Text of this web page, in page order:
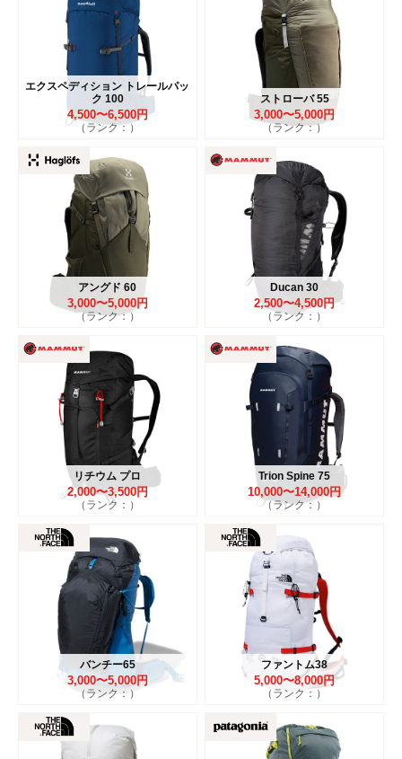
エクスペディション トレールパッ
ク 100
4,500〜6,500円
（ランク：）
ストローバ 55
3,000〜5,000円
（ランク：）
アングド 60
3,000〜5,000円
（ランク：）
Ducan 30
2,500〜4,500円
（ランク：）
リチウム プロ
2,000〜3,500円
（ランク：）
Trion Spine 75
10,000〜14,000円
（ランク：）
バンチー65
3,000〜5,000円
（ランク：）
ファントム38
5,000〜8,000円
（ランク：）